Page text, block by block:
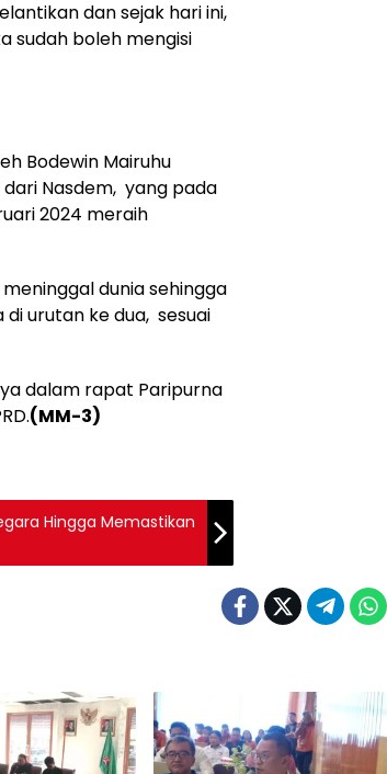
dan sejak hari ini,
sudah boleh mengisi
Bodewin Mairuhu
Nasdem, yang pada
2024 meraih
dunia sehingga
urutan ke dua, sesuai
dalam rapat Paripurna
(MM-3)
Hingga Memastikan